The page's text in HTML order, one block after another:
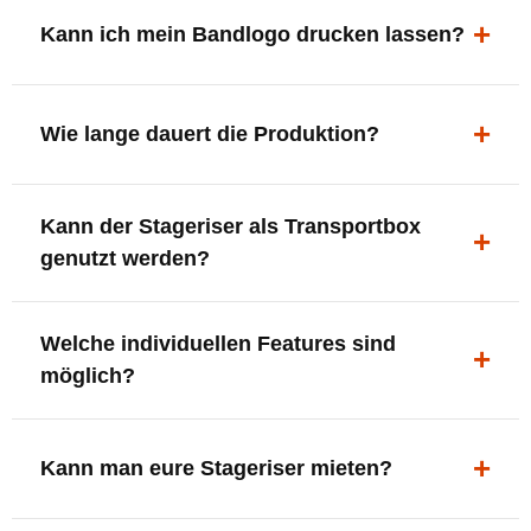
ergonomisch, sicher und gut sichtbar.
Kann ich mein Bandlogo drucken lassen?
deine Bühne, deine Marke.
Wie lange dauert die Produktion?
innerhalb Deutschlands kostenfrei.
Kann der Stageriser als Transportbox
genutzt werden?
oder Zubehör nutzen.
Welche individuellen Features sind
möglich?
XLR-Brücke / Schnittstelle
Setlist-Clip
Kann man eure Stageriser mieten?